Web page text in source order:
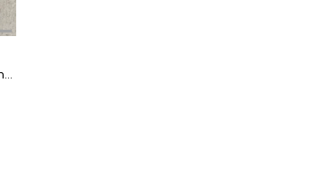
Siyah Su Geçirmez Kürklü Dolumlu Şişme Mont FP